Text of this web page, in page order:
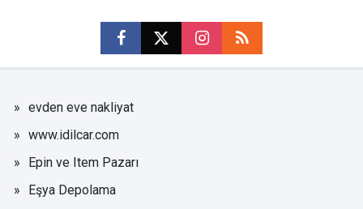
evden eve nakliyat
www.idilcar.com
Epin ve Item Pazarı
Eşya Depolama